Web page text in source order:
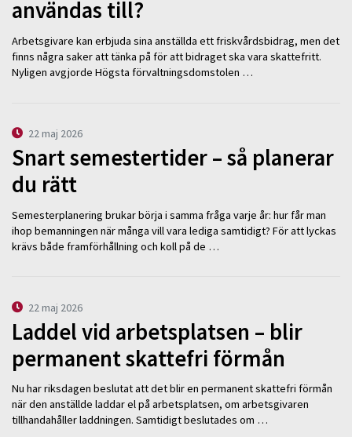
användas till?
Arbetsgivare kan erbjuda sina anställda ett friskvårdsbidrag, men det
finns några saker att tänka på för att bidraget ska vara skattefritt.
Nyligen avgjorde Högsta förvaltningsdomstolen …
22 maj 2026
Snart semestertider – så planerar
du rätt
Semesterplanering brukar börja i samma fråga varje år: hur får man
ihop bemanningen när många vill vara lediga samtidigt? För att lyckas
krävs både framförhållning och koll på de …
22 maj 2026
Laddel vid arbetsplatsen – blir
permanent skattefri förmån
Nu har riksdagen beslutat att det blir en permanent skattefri förmån
när den anställde laddar el på arbetsplatsen, om arbetsgivaren
tillhandahåller laddningen. Samtidigt beslutades om …